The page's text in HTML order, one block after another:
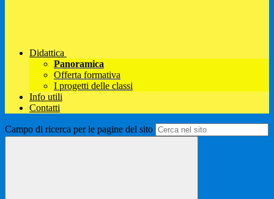
Didattica
Panoramica
Offerta formativa
I progetti delle classi
Info utili
Contatti
Campo di ricerca per le pagine del sito